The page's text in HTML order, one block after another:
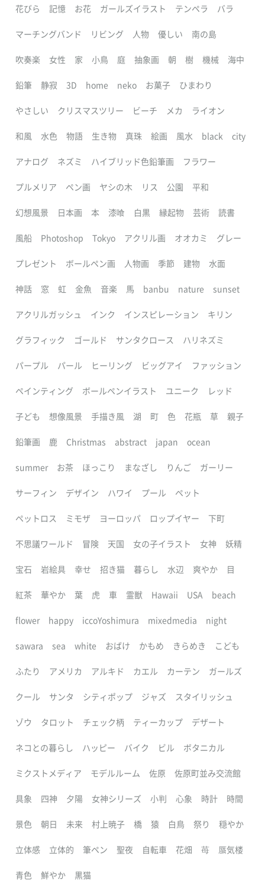
花びら 記憶 お花 ガールズイラスト テンペラ バラ
マーチングバンド リビング 人物 優しい 南の島
吹奏楽 女性 家 小鳥 庭 抽象画 朝 樹 機械 海中
鉛筆 静寂 3D home neko お菓子 ひまわり
やさしい クリスマスツリー ビーチ メカ ライオン
和風 水色 物語 生き物 真珠 絵画 風水 black city
アナログ ネズミ ハイブリッド色鉛筆画 フラワー
プルメリア ペン画 ヤシの木 リス 公園 平和
幻想風景 日本画 本 漆喰 白黒 縁起物 芸術 読書
風船 Photoshop Tokyo アクリル画 オオカミ グレー
プレゼント ボールペン画 人物画 季節 建物 水面
神話 窓 虹 金魚 音楽 馬 banbu nature sunset
アクリルガッシュ インク インスピレーション キリン
グラフィック ゴールド サンタクロース ハリネズミ
パープル パール ヒーリング ビッグアイ ファッション
ペインティング ボールペンイラスト ユニーク レッド
子ども 想像風景 手描き風 湖 町 色 花瓶 草 親子
鉛筆画 鹿 Christmas abstract japan ocean
summer お茶 ほっこり まなざし りんご ガーリー
サーフィン デザイン ハワイ プール ペット
ペットロス ミモザ ヨーロッパ ロップイヤー 下町
不思議ワールド 冒険 天国 女の子イラスト 女神 妖精
宝石 岩絵具 幸せ 招き猫 暮らし 水辺 爽やか 目
紅茶 華やか 葉 虎 車 霊獣 Hawaii USA beach
flower happy iccoYoshimura mixedmedia night
sawara sea white おばけ かもめ きらめき こども
ふたり アメリカ アルキド カエル カーテン ガールズ
クール サンタ シティポップ ジャズ スタイリッシュ
ゾウ タロット チェック柄 ティーカップ デザート
ネコとの暮らし ハッピー バイク ビル ボタニカル
ミクストメディア モデルルーム 佐原 佐原町並み交流館
具象 四神 夕陽 女神シリーズ 小判 心象 時計 時間
景色 朝日 未来 村上暁子 橋 猿 白鳥 祭り 穏やか
立体感 立体的 筆ペン 聖夜 自転車 花畑 苺 蜃気楼
青色 鮮やか 黒猫